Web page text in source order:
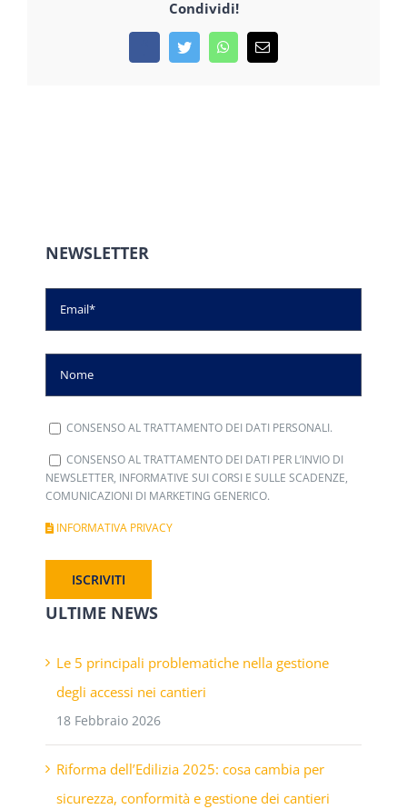
Condividi!
FacebookTwitterWhatsApp
Email
NEWSLETTER
CONSENSO AL TRATTAMENTO DEI DATI PERSONALI.
CONSENSO AL TRATTAMENTO DEI DATI PER L’INVIO DI
NEWSLETTER, INFORMATIVE SUI CORSI E SULLE SCADENZE,
COMUNICAZIONI DI MARKETING GENERICO.
INFORMATIVA PRIVACY
ULTIME NEWS
Le 5 principali problematiche nella gestione
degli accessi nei cantieri
18 Febbraio 2026
Riforma dell’Edilizia 2025: cosa cambia per
sicurezza, conformità e gestione dei cantieri